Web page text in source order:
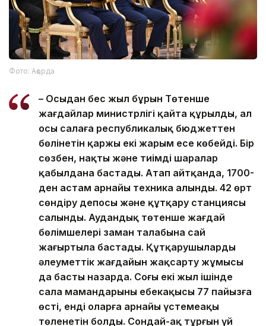
Фото: Ақорда
– Осыдан бес жыл бұрын Төтенше
жағдайлар министрлігі қайта құрылды, ал
осы салаға республикалық бюджеттен
бөлінетін қаржы екі жарым есе көбейді. Бір
сөзбен, нақты және тиімді шаралар
қабылдана бастады. Атап айтқанда, 1700-
ден астам арнайы техника алынды. 42 өрт
сөндіру депосы және құтқару станциясы
салынды. Аудандық төтенше жағдай
бөлімшелері заман талабына сай
жаңғыртыла бастады. Құтқарушылардың
әлеуметтік жағдайын жақсарту жұмысы
да басты назарда. Соңғы екі жыл ішінде
сала мамандарының еңбекақысы 77 пайызға
өсті, енді оларға арнайы үстемеақы
төленетін болды. Сондай-ақ тұрғын үй